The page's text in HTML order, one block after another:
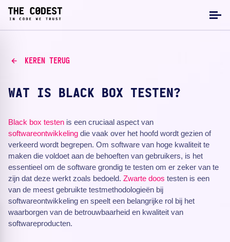
KEREN TERUG
WAT IS BLACK BOX TESTEN?
Black box testen is een cruciaal aspect van
softwareontwikkeling die vaak over het hoofd wordt gezien of
verkeerd wordt begrepen. Om software van hoge kwaliteit te
maken die voldoet aan de behoeften van gebruikers, is het
essentieel om de software grondig te testen om er zeker van te
zijn dat deze werkt zoals bedoeld. Zwarte doos testen is een
van de meest gebruikte testmethodologieën bij
softwareontwikkeling en speelt een belangrijke rol bij het
waarborgen van de betrouwbaarheid en kwaliteit van
softwareproducten.